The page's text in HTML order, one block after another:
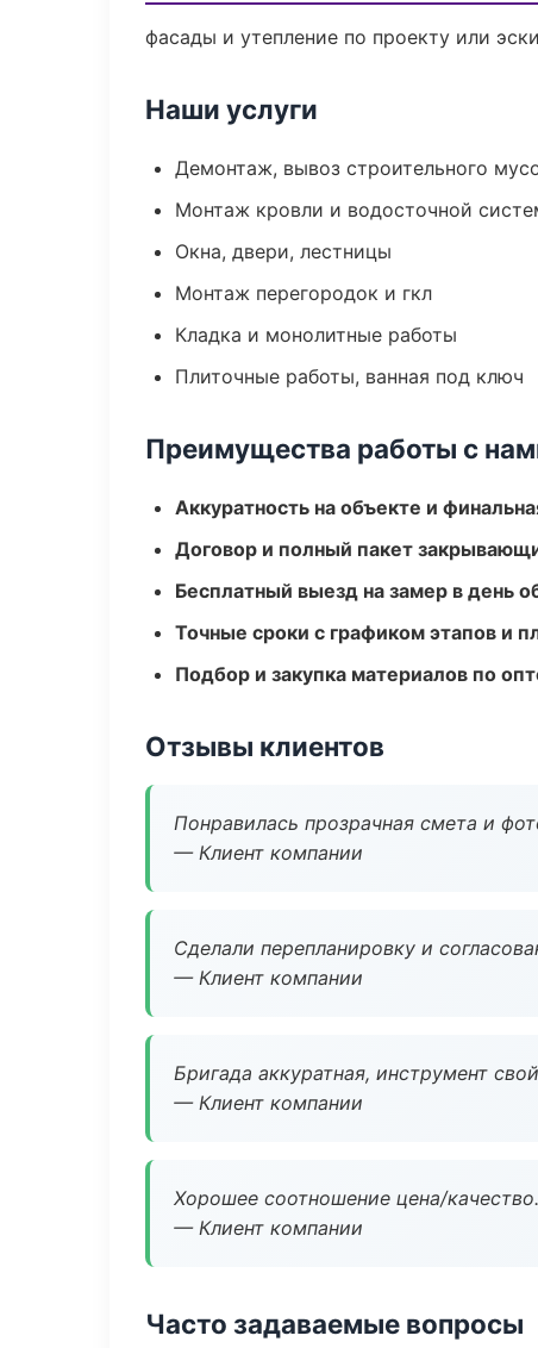
фасады и утепление по проекту или
Наши услуги
Демонтаж, вывоз строительного
Монтаж кровли и водосточной
Окна, двери, лестницы
Монтаж перегородок и гкл
Кладка и монолитные работы
Плиточные работы, ванная под ключ
Преимущества работы с
Аккуратность на объекте и
Договор и полный пакет
Бесплатный выезд на замер в день
Точные сроки с графиком этапов и
Подбор и закупка материалов по
Отзывы клиентов
Понравилась прозрачная смета и
— Клиент компании
Сделали перепланировку и
— Клиент компании
Бригада аккуратная, инструмент
— Клиент компании
Хорошее соотношение цена/
— Клиент компании
Часто задаваемые вопросы